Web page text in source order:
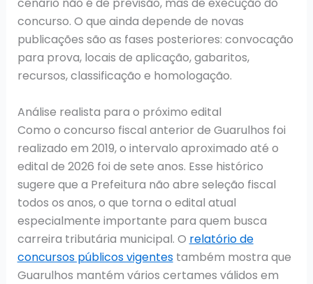
cenário não é de previsão, mas de execução do
concurso. O que ainda depende de novas
publicações são as fases posteriores: convocação
para prova, locais de aplicação, gabaritos,
recursos, classificação e homologação.
Análise realista para o próximo edital
Como o concurso fiscal anterior de Guarulhos foi
realizado em 2019, o intervalo aproximado até o
edital de 2026 foi de sete anos. Esse histórico
sugere que a Prefeitura não abre seleção fiscal
todos os anos, o que torna o edital atual
especialmente importante para quem busca
carreira tributária municipal. O relatório de
concursos públicos vigentestambém mostra que
Guarulhos mantém vários certames válidos em